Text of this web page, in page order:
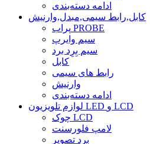
ادامه دسته‌بندی
کابل,رابط سیمی,مبدل,وارنیش
پراب PROBE
سیم وایرپ
سیم بِرِد برد
کابل
رابط های سیمی
وارنیش
ادامه دسته‌بندی
لوازم تلویزیون LED و LCD
چوک LCD
لامپ فلورسنت
برد تصویر